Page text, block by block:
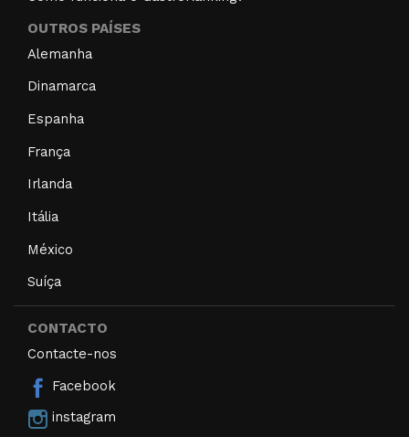
OUTROS PAÍSES
Alemanha
Dinamarca
Espanha
França
Irlanda
Itália
México
Suíça
CONTACTO
Contacte-nos
Facebook
instagram